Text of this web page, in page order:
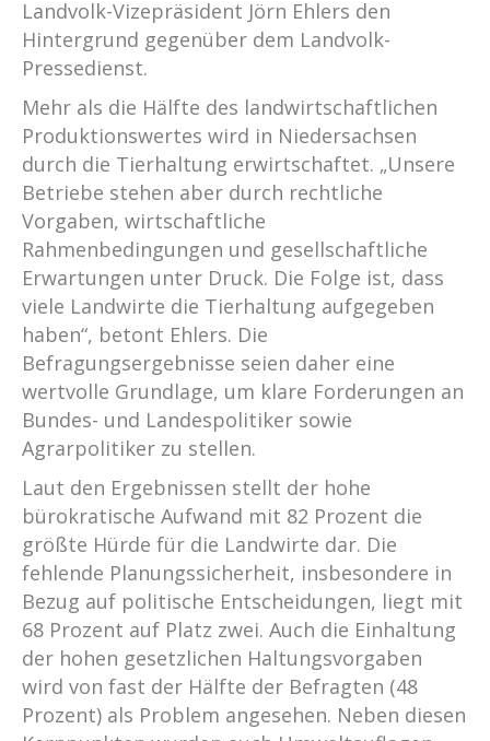
Landvolk-Vizepräsident Jörn Ehlers den
Hintergrund gegenüber dem Landvolk-
Pressedienst.
Mehr als die Hälfte des landwirtschaftlichen
Produktionswertes wird in Niedersachsen
durch die Tierhaltung erwirtschaftet. „Unsere
Betriebe stehen aber durch rechtliche
Vorgaben, wirtschaftliche
Rahmenbedingungen und gesellschaftliche
Erwartungen unter Druck. Die Folge ist, dass
viele Landwirte die Tierhaltung aufgegeben
haben“, betont Ehlers. Die
Befragungsergebnisse seien daher eine
wertvolle Grundlage, um klare Forderungen an
Bundes- und Landespolitiker sowie
Agrarpolitiker zu stellen.
Laut den Ergebnissen stellt der hohe
bürokratische Aufwand mit 82 Prozent die
größte Hürde für die Landwirte dar. Die
fehlende Planungssicherheit, insbesondere in
Bezug auf politische Entscheidungen, liegt mit
68 Prozent auf Platz zwei. Auch die Einhaltung
der hohen gesetzlichen Haltungsvorgaben
wird von fast der Hälfte der Befragten (48
Prozent) als Problem angesehen. Neben diesen